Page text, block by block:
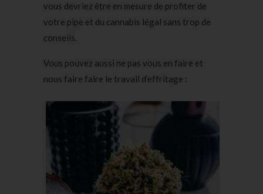
vous devriez être en mesure de profiter de
votre pipe et du cannabis légal sans trop de
conseils.
Vous pouvez aussi ne pas vous en faire et
nous faire faire le travail d’effritage :